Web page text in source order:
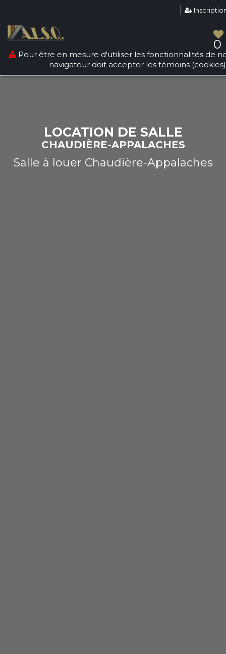
: count(): Parameter must be an array or an object
that implements Countable in
/srv/users/sallesquebec/apps/sallesdereception/
0
Pour être en mesure d'utiliser les fonctionnalités de
navigateur doit accepter les témoins
LOCATION DE SALLE
CHAUDIÈRE-APPALACHES
Salle à louer Chaudière-Appalaches